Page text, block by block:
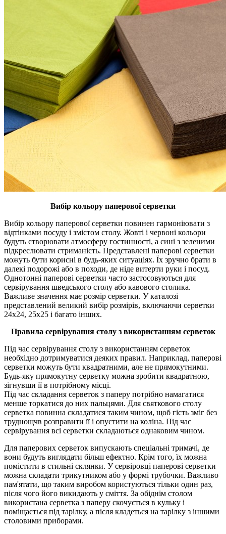
Вибір кольору паперової серветки
Вибір кольору паперової серветки повинен гармоніювати з
відтінками посуду і змістом столу. Жовті і червоні кольори
будуть створювати атмосферу гостинності, а сині з зеленими
підкреслювати стриманість. Представлені паперові серветки
можуть бути корисні в будь-яких ситуаціях. Їх зручно брати в
далекі подорожі або в походи, де ніде витерти руки і посуд.
Однотонні паперові серветки часто застосовуються для
сервірування шведського столу або кавового столика.
Важливе значення має розмір серветки. У каталозі
представлений великий вибір розмірів, включаючи серветки
24х24, 25х25 і багато інших.
Правила сервірування столу з використанням серветок
Під час сервірування столу з використанням серветок
необхідно дотримуватися деяких правил. Наприклад, паперові
серветки можуть бути квадратними, але не прямокутними.
Будь-яку прямокутну серветку можна зробити квадратною,
зігнувши її в потрібному місці.
Під час складання серветок з паперу потрібно намагатися
менше торкатися до них пальцями. Для святкового столу
серветка повинна складатися таким чином, щоб гість зміг без
труднощчв розправити її і опустити на коліна. Під час
сервірування всі серветки складаються однаковим чином.
Для паперових серветок випускають спеціальні тримачі, де
вони будуть виглядати більш ефектно. Крім того, їх можна
помістити в стильні склянки. У сервіровці паперові серветки
можна складати трикутником або у формі трубочки. Важливо
пам'ятати, що таким виробом користуються тільки один раз,
після чого його викидають у сміття. За обіднім столом
використана серветка з паперу скочується в кульку і
поміщається під тарілку, а після кладеться на тарілку з іншими
столовими приборами.